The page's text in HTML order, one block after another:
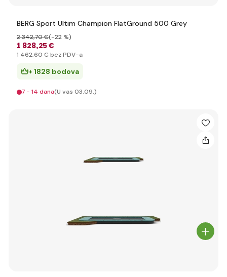
BERG Sport Ultim Champion FlatGround 500 Grey
1 828,25 €
2 342,70 €(-22 %)
1 462,60 € bez PDV-a
+ 1828 bodova
7 - 14 dana(U vas 03.09.)